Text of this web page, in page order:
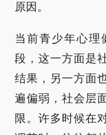
原因。
当前青少年心理
段，这一方面是
结果，另一方面
遍偏弱，社会层
限。许多时候在